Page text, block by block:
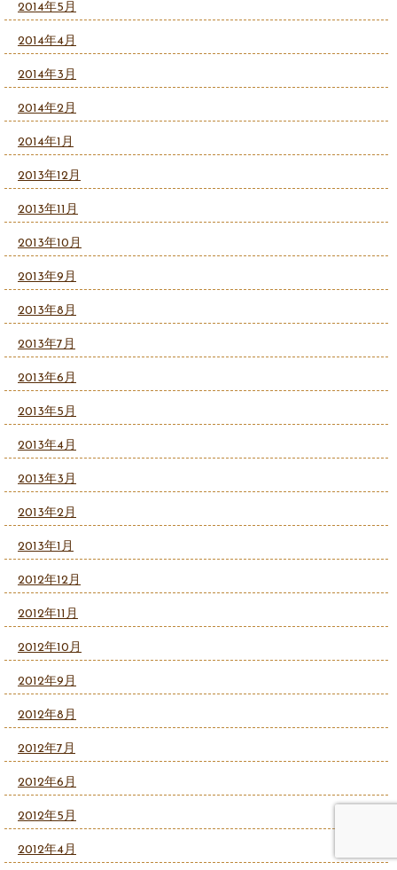
2014年5月
2014年4月
2014年3月
2014年2月
2014年1月
2013年12月
2013年11月
2013年10月
2013年9月
2013年8月
2013年7月
2013年6月
2013年5月
2013年4月
2013年3月
2013年2月
2013年1月
2012年12月
2012年11月
2012年10月
2012年9月
2012年8月
2012年7月
2012年6月
2012年5月
2012年4月